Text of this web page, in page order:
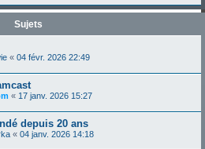
r
Sujets
« 04 févr. 2026 22:49
« 17 janv. 2026 15:27
depuis 20 ans
« 04 janv. 2026 14:18